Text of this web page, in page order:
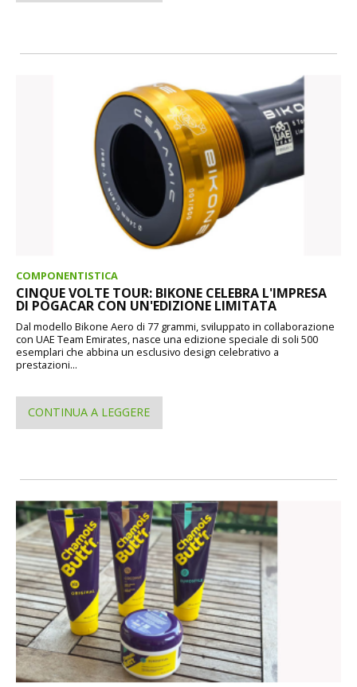
COMPONENTISTICA
CINQUE VOLTE TOUR: BIKONE CELEBRA L'IMPRESA
DI POGACAR CON UN'EDIZIONE LIMITATA
Dal modello Bikone Aero di 77 grammi, sviluppato in collaborazione
con UAE Team Emirates, nasce una edizione speciale di soli 500
esemplari che abbina un esclusivo design celebrativo a
prestazioni...
CONTINUA A LEGGERE